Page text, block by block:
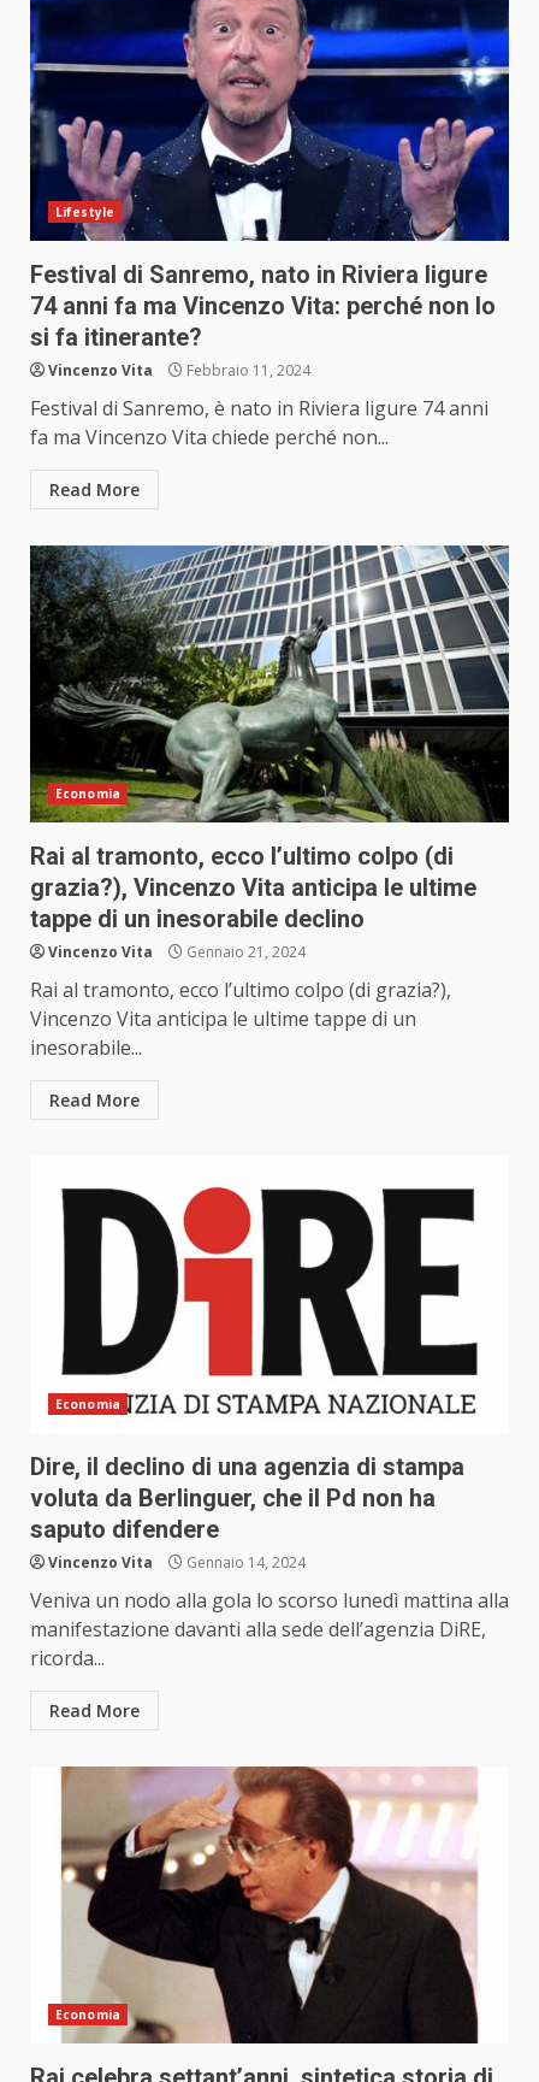
Lifestyle
Festival di Sanremo, nato in Riviera ligure
74 anni fa ma Vincenzo Vita: perché non lo
si fa itinerante?
Vincenzo Vita Febbraio 11, 2024
Festival di Sanremo, è nato in Riviera ligure 74 anni
fa ma Vincenzo Vita chiede perché non...
Read More
Economia
Rai al tramonto, ecco l’ultimo colpo (di
grazia?), Vincenzo Vita anticipa le ultime
tappe di un inesorabile declino
Vincenzo Vita Gennaio 21, 2024
Rai al tramonto, ecco l’ultimo colpo (di grazia?),
Vincenzo Vita anticipa le ultime tappe di un
inesorabile...
Read More
Economia
Dire, il declino di una agenzia di stampa
voluta da Berlinguer, che il Pd non ha
saputo difendere
Vincenzo Vita Gennaio 14, 2024
Veniva un nodo alla gola lo scorso lunedì mattina alla
manifestazione davanti alla sede dell’agenzia DiRE,
ricorda...
Read More
Economia